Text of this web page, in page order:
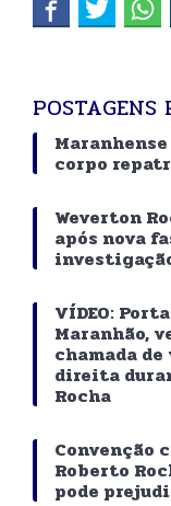
POSTAGENS
corpo
Weverton
após nova
VÍDEO:
Maranhão,
chamada
direita
Rocha
Convenção
Roberto
pode